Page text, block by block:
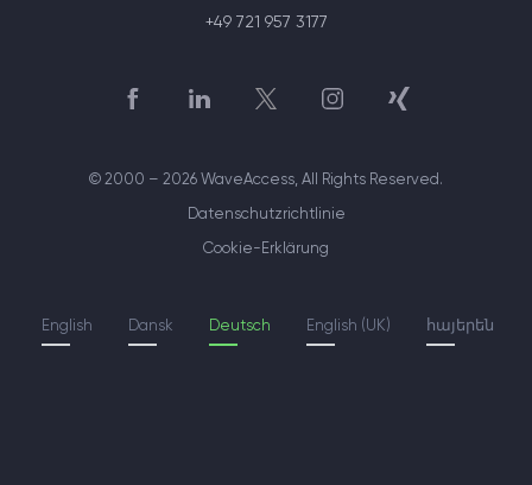
+49 721 957 3177
հայերեն
English (UK)
Deutsch
Dansk
English
© 2000 – 2026 WaveAccess, All Rights Reserved.
Datenschutzrichtlinie
Cookie-Erklärung